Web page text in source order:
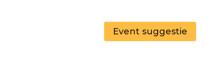
Event suggestie